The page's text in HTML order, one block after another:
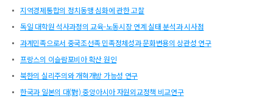
지역경제통합의 정치동맹 심화에 관한 고찰
독일 대학원 석사과정의 교육-노동시장 연계 실태 분석과 시사점
과계민족으로서 중국조선족 민족정체성과 문화변용의 상관성 연구
프랑스의 이슬람포비아 확산 원인
북한의 실리주의와 개혁개방 가능성 연구
한국과 일본의 대(對) 중앙아시아 자원외교정책 비교연구